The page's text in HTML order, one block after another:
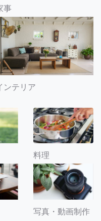
事
ンテリア
料理
写真・動画制作